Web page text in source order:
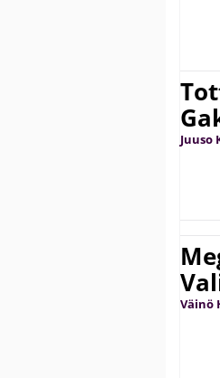
Juuso
Väinö